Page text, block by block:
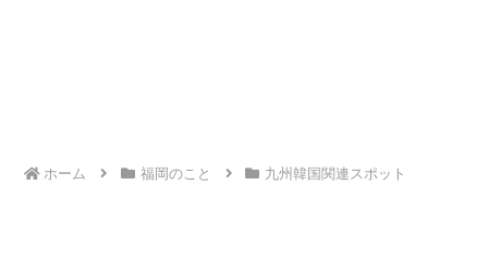
ホーム 福岡のこと 九州韓国関連スポット